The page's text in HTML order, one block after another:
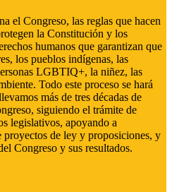
el Congreso, las reglas que hacen
la Constitución y los
humanos que garantizan que
los pueblos indígenas, las
LGBTIQ+, la niñez, las
Todo este proceso se hará
más de tres décadas de
siguiendo el trámite de
legislativos, apoyando a
proyectos de ley y proposiciones, y
Congreso y sus resultados.